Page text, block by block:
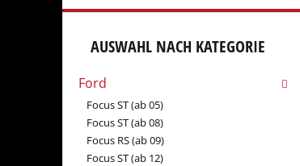
AUSWAHL NACH KATEGORIE
Ford
Focus ST (ab 05)
Focus ST (ab 08)
Focus RS (ab 09)
Focus ST (ab 12)